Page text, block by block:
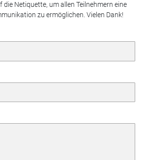
die Netiquette, um allen Teilnehmern eine
zu ermöglichen. Vielen Dank!